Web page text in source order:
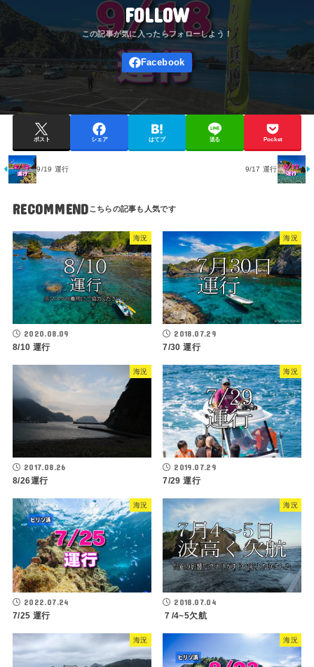
FOLLOW
ポスト シェア はてブ 送る Pocket
9/19 運行 9/17 運行
RECOMMEND
海況
2020.08.09
8/10 運行
海況
2018.07.29
7/30 運行
海況
2017.08.26
8/26運行
海況
2019.07.29
7/29 運行
海況
2022.07.24
7/25 運行
海況
2018.07.04
７/4~5欠航
海況 海況